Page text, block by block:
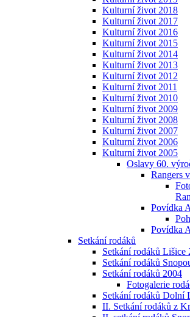
Kulturní život 2018
Kulturní život 2017
Kulturní život 2016
Kulturní život 2015
Kulturní život 2014
Kulturní život 2013
Kulturní život 2012
Kulturní život 2011
Kulturní život 2010
Kulturní život 2009
Kulturní život 2008
Kulturní život 2007
Kulturní život 2006
Kulturní život 2005
Oslavy 60.
Rangers
Povídka
Povídka
Setkání rodáků
Setkání rodáků Lišice
Setkání rodáků
Setkání rodáků 2004
Fotogalerie
Setkání rodáků Dolní
II. Setkání rodáků z